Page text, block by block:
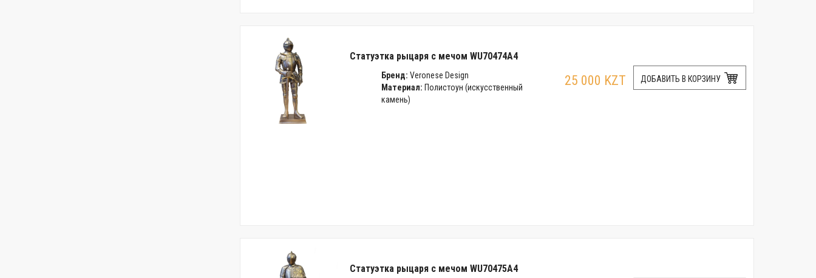
Статуэтка рыцаря с мечом WU70474A4
Бренд: Veronese Design
Материал: Полистоун (искусственный
камень)
25 000 KZT ДОБАВИТЬ В КОРЗИНУ
Статуэтка рыцаря с мечом WU70475A4